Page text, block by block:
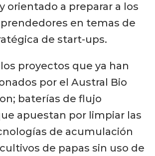
orientado a preparar a los
en temas de
de start-ups.
proyectos que ya han
por el Austral Bio
baterías de flujo
apuestan por limpiar las
de acumulación
de papas sin uso de